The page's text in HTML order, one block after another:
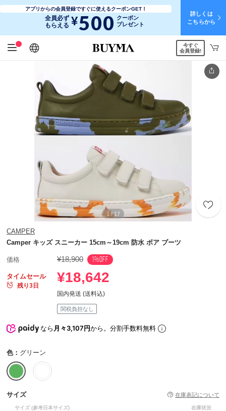
アプリからの会員登録ですぐに使えるクーポンGET！
全員必ず
もらえる ¥500 クーポン
プレゼント
詳しくは
こちらから
日本語
English
简体中文
繁體中文
今すぐ
会員登録!
1 / 17
CAMPER
Camper キッズ スニーカー 15cm～19cm 防水 ボア ブーツ
価格 ¥18,900 1%OFF
タイムセール
残り3日
¥18,642
国内発送 (送料込)
関税負担なし
なら月々3,107円から。分割手数料無料
色： グリーン
サイズ 在庫表記について
サイズ (参考日本サイズ) 在庫状況